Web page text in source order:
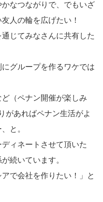
なつながりで、でもいざ
人の輪を広げたい！
じてみなさんに共有した
グループを作るワケでは
（ペナン開催が楽しみ
があればペナン生活がよ
と。
ィネートさせて頂いた
続いています。
で会社を作りたい！」と